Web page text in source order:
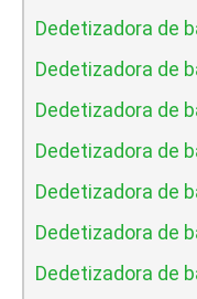
Dedetizadora de
Dedetizadora de
Dedetizadora de
Dedetizadora de
Dedetizadora de
Dedetizadora de
Dedetizadora de